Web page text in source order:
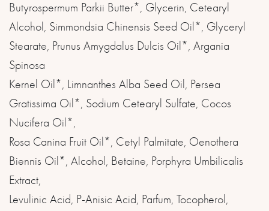
Butyrospermum Parkii Butter*, Glycerin, Cetearyl
Alcohol, Simmondsia Chinensis Seed Oil*, Glyceryl
Stearate, Prunus Amygdalus Dulcis Oil*, Argania
Spinosa
Kernel Oil*, Limnanthes Alba Seed Oil, Persea
Gratissima Oil*, Sodium Cetearyl Sulfate, Cocos
Nucifera Oil*,
Rosa Canina Fruit Oil*, Cetyl Palmitate, Oenothera
Biennis Oil*, Alcohol, Betaine, Porphyra Umbilicalis
Extract,
Levulinic Acid, P-Anisic Acid, Parfum, Tocopherol,